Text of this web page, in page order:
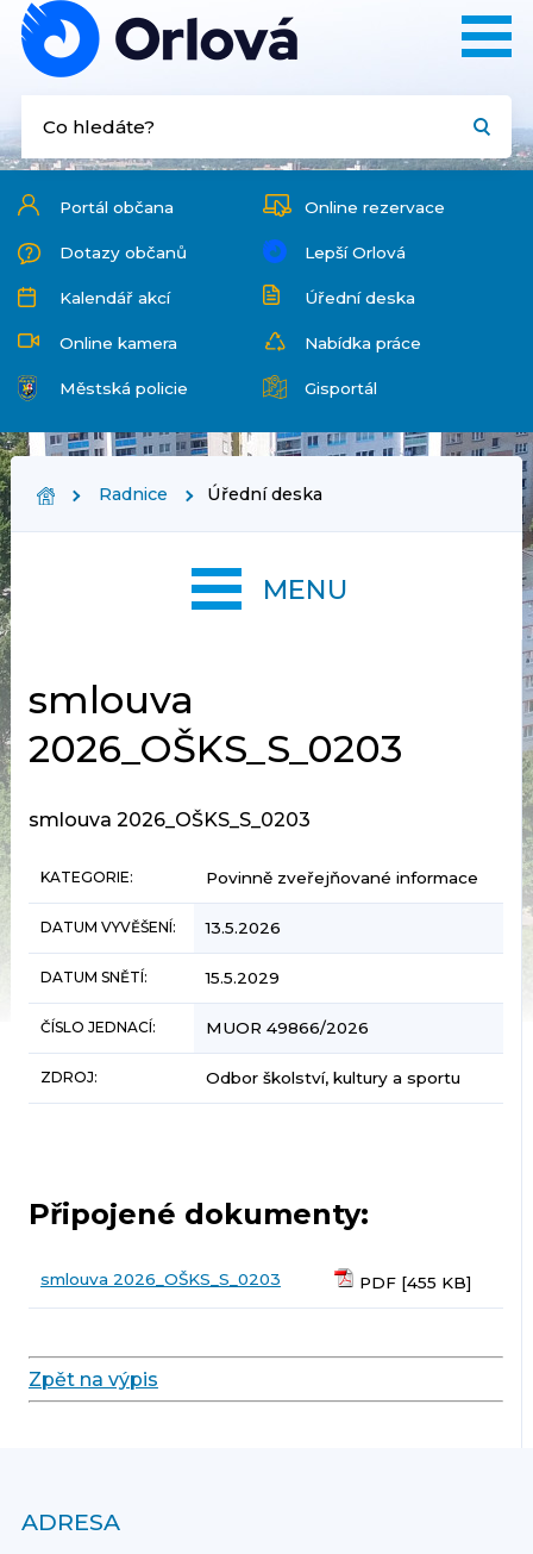
Portál občana Online rezervace
Dotazy občanů Lepší Orlová
Kalendář akcí Úřední deska
Online kamera Nabídka práce
Městská policie Gisportál
Radnice Úřední deska
smlouva
2026_OŠKS_S_0203
smlouva 2026_OŠKS_S_0203
KATEGORIE: Povinně zveřejňované informace
DATUM VYVĚŠENÍ: 13.5.2026
DATUM SNĚTÍ: 15.5.2029
ČÍSLO JEDNACÍ: MUOR 49866/2026
ZDROJ: Odbor školství, kultury a sportu
Připojené dokumenty:
smlouva 2026_OŠKS_S_0203 PDF [455 KB]
Zpět na výpis
MENU
ADRESA